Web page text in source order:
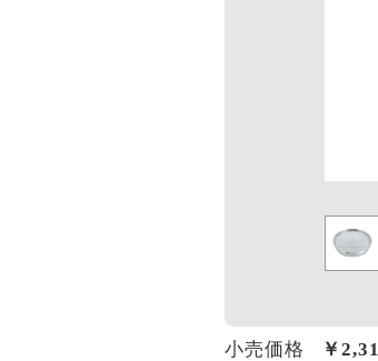
小売価格 ￥